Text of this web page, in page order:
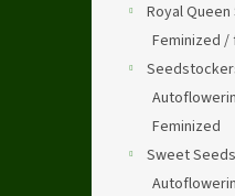
Royal
Feminized /
Feminized
Sweet Seeds